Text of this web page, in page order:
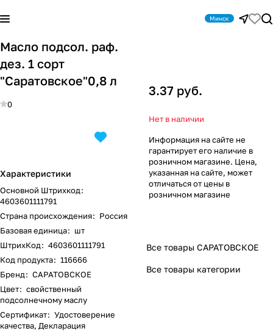
Минск
Масло подсол. раф.
дез. 1 сорт
"Саратовское"0,8 л
0
Характеристики
Основной Штрихкод:
4603601111791
Страна происхождения: Россия
Базовая единица: шт
ШтрихКод: 4603601111791
Код продукта: 116666
Бренд: САРАТОВСКОЕ
Цвет: свойственный
подсолнечному маслу
Сертификат: Удостоверение
качества, Декларация
3.37 руб.
Нет в наличии
Информация на сайте не
гарантирует его наличие в
розничном магазине. Цена,
указанная на сайте, может
отличаться от цены в
розничном магазине
Все товары САРАТОВСКОЕ
Все товары категории